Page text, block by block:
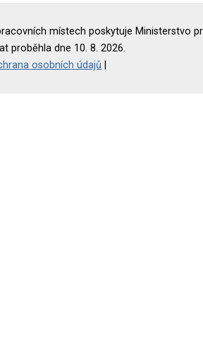
místech poskytuje Ministerstvo
proběhla dne 10. 8. 2026.
osobních údajů